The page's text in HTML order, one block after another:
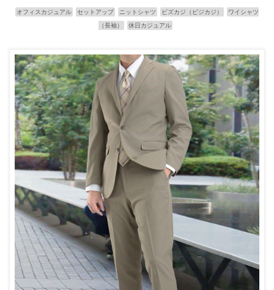
オフィスカジュアル セットアップ ニットシャツ ビズカジ（ビジカジ）
ワイシャツ
（長袖）
休日カジュアル